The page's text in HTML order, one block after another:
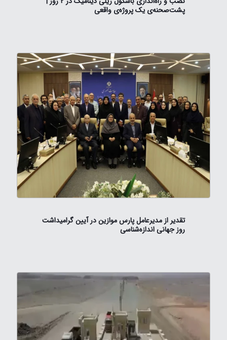
پشت‌صحنه‌ی یک پروژه‌ی واقعی
تقدیر از مدیرعامل پارس موازین در آیین گرامیداشت
روز جهانی اندازه‌شناسی